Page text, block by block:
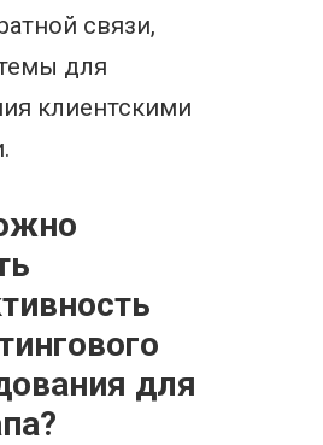
связи,
для
клиентскими
для